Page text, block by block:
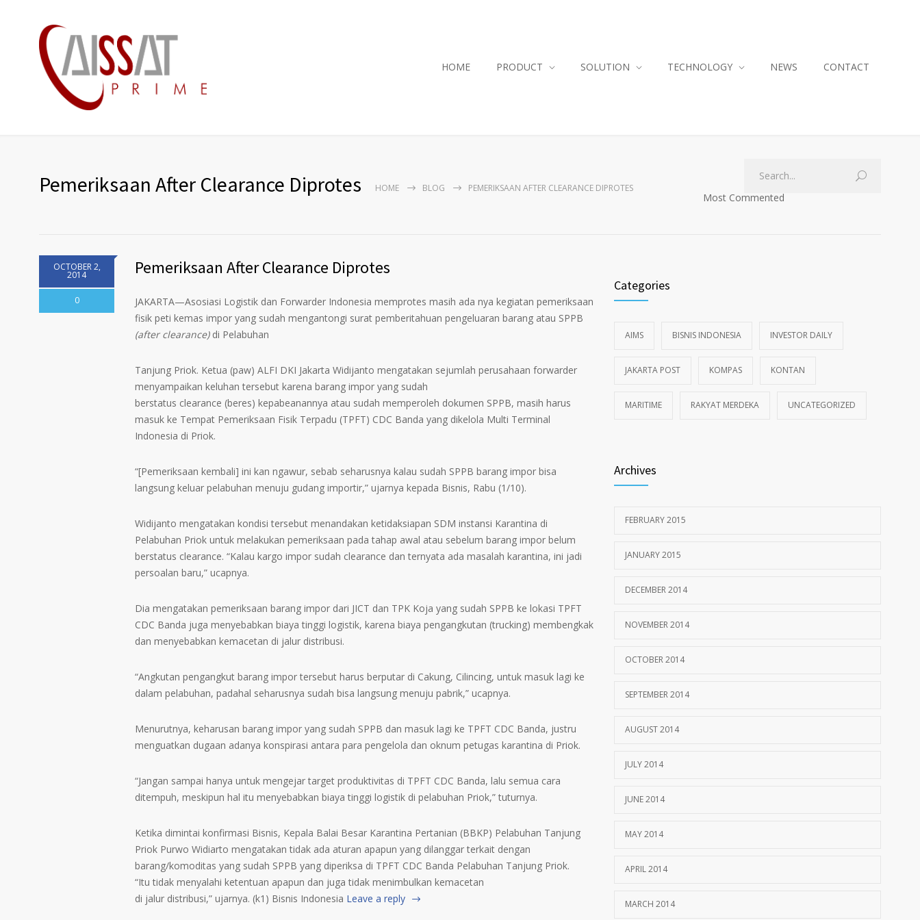
HOME PRODUCT SOLUTION TECHNOLOGY NEWS CONTACT
Pemeriksaan After Clearance Diprotes HOME BLOG PEMERIKSAAN AFTER CLEARANCE DIPROTES
Most Commented
OCTOBER 2,
2014
0
Pemeriksaan After Clearance Diprotes
JAKARTA—Asosiasi Logistik dan Forwarder Indonesia memprotes masih ada nya kegiatan pemeriksaan
fisik peti kemas impor yang sudah mengantongi surat pemberitahuan pengeluaran barang atau SPPB
(after clearance)di Pelabuhan
Tanjung Priok. Ketua (paw) ALFI DKI Jakarta Widijanto mengatakan sejumlah perusahaan forwarder
menyampaikan keluhan tersebut karena barang impor yang sudah
berstatus clearance (beres) kepabeanannya atau sudah memperoleh dokumen SPPB, masih harus
masuk ke Tempat Pemeriksaan Fisik Terpadu (TPFT) CDC Banda yang dikelola Multi Terminal
Indonesia di Priok.
“[Pemeriksaan kembali] ini kan ngawur, sebab seharusnya kalau sudah SPPB barang impor bisa
langsung keluar pelabuhan menuju gudang importir,” ujarnya kepada Bisnis, Rabu (1/10).
Widijanto mengatakan kondisi tersebut menandakan ketidaksiapan SDM instansi Karantina di
Pelabuhan Priok untuk melakukan pemeriksaan pada tahap awal atau sebelum barang impor belum
berstatus clearance. “Kalau kargo impor sudah clearance dan ternyata ada masalah karantina, ini jadi
persoalan baru,” ucapnya.
Dia mengatakan pemeriksaan barang impor dari JICT dan TPK Koja yang sudah SPPB ke lokasi TPFT
CDC Banda juga menyebabkan biaya tinggi logistik, karena biaya pengangkutan (trucking) membengkak
dan menyebabkan kemacetan di jalur distribusi.
“Angkutan pengangkut barang impor tersebut harus berputar di Cakung, Cilincing, untuk masuk lagi ke
dalam pelabuhan, padahal seharusnya sudah bisa langsung menuju pabrik,” ucapnya.
Menurutnya, keharusan barang impor yang sudah SPPB dan masuk lagi ke TPFT CDC Banda, justru
menguatkan dugaan adanya konspirasi antara para pengelola dan oknum petugas karantina di Priok.
“Jangan sampai hanya untuk mengejar target produktivitas di TPFT CDC Banda, lalu semua cara
ditempuh, meskipun hal itu menyebabkan biaya tinggi logistik di pelabuhan Priok,” tuturnya.
Ketika dimintai konfirmasi Bisnis, Kepala Balai Besar Karantina Pertanian (BBKP) Pelabuhan Tanjung
Priok Purwo Widiarto mengatakan tidak ada aturan apapun yang dilanggar terkait dengan
barang/komoditas yang sudah SPPB yang diperiksa di TPFT CDC Banda Pelabuhan Tanjung Priok.
“Itu tidak menyalahi ketentuan apapun dan juga tidak menimbulkan kemacetan
di jalur distribusi,” ujarnya. (k1) Bisnis Indonesia Leave a reply
Categories
AIMS BISNIS INDONESIA INVESTOR DAILY
JAKARTA POST KOMPAS KONTAN
MARITIME RAKYAT MERDEKA UNCATEGORIZED
Archives
FEBRUARY 2015
JANUARY 2015
DECEMBER 2014
NOVEMBER 2014
OCTOBER 2014
SEPTEMBER 2014
AUGUST 2014
JULY 2014
JUNE 2014
MAY 2014
APRIL 2014
MARCH 2014